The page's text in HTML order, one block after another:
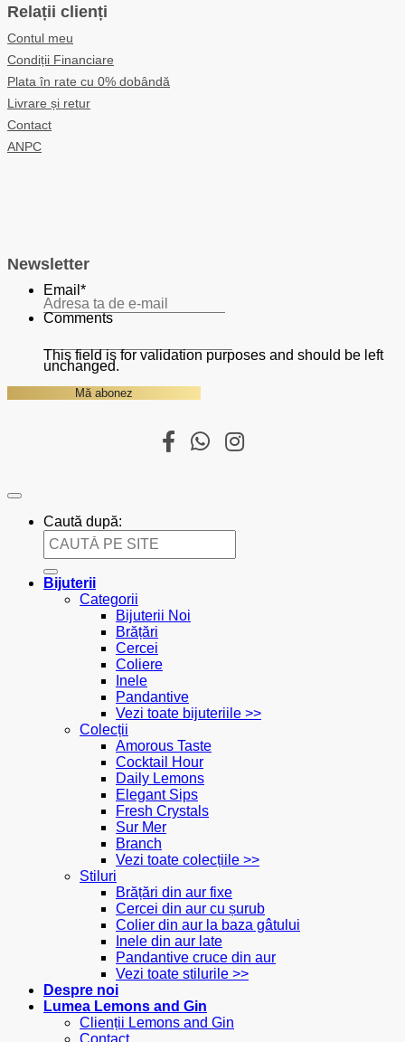
Relații clienți
Contul meu
Condiții Financiare
Plata în rate cu 0% dobândă
Livrare și retur
Contact
ANPC
Newsletter
Email *
Comments
This field is for validation purposes and should be left
unchanged.
Caută după:
Bijuterii
Categorii
Bijuterii Noi
Brățări
Cercei
Coliere
Inele
Pandantive
Vezi toate bijuteriile >>
Colecții
Amorous Taste
Cocktail Hour
Daily Lemons
Elegant Sips
Fresh Crystals
Sur Mer
Branch
Vezi toate colecțiile >>
Stiluri
Brățări din aur fixe
Cercei din aur cu șurub
Colier din aur la baza gâtului
Inele din aur late
Pandantive cruce din aur
Vezi toate stilurile >>
Despre noi
Lumea Lemons and Gin
Clienții Lemons and Gin
Contact